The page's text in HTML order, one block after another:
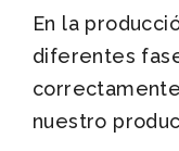
En la
diferentes
nuestro